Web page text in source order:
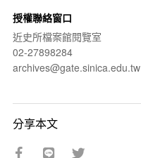
授權聯絡窗口
近史所檔案館閱覽室
02-27898284
archives@gate.sinica.edu.tw
分享本文